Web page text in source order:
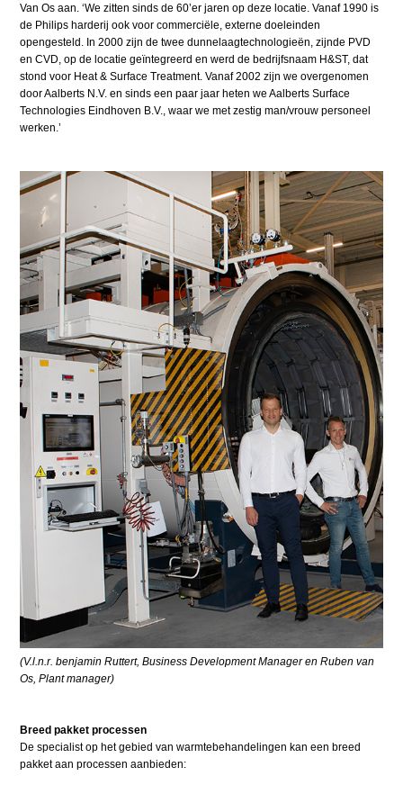
Van Os aan. ‘We zitten sinds de 60’er jaren op deze locatie. Vanaf 1990 is
de Philips harderij ook voor commerciële, externe doeleinden
opengesteld. In 2000 zijn de twee dunnelaagtechnologieën, zijnde PVD
en CVD, op de locatie geïntegreerd en werd de bedrijfsnaam H&ST, dat
stond voor Heat & Surface Treatment. Vanaf 2002 zijn we overgenomen
door Aalberts N.V. en sinds een paar jaar heten we Aalberts Surface
Technologies Eindhoven B.V., waar we met zestig man/vrouw personeel
werken.’
(V.l.n.r. benjamin Ruttert, Business Development Manager en Ruben van
Os, Plant manager)
Breed pakket processen
De specialist op het gebied van warmtebehandelingen kan een breed
pakket aan processen aanbieden: